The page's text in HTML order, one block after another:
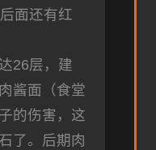
面还有红
26层，建
酱面（食堂
的伤害，这
了。后期肉